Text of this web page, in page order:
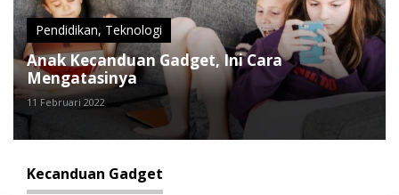
Pendidikan, Teknologi
Anak Kecanduan Gadget, Ini Cara
Mengatasinya
11 Februari 2022
Kecanduan Gadget